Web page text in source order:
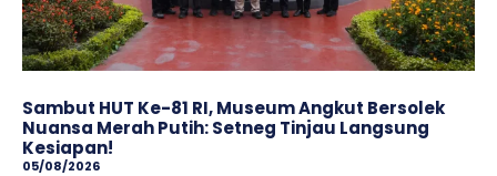
Sambut HUT Ke-81 RI, Museum Angkut Bersolek
Nuansa Merah Putih: Setneg Tinjau Langsung
Kesiapan!
05/08/2026